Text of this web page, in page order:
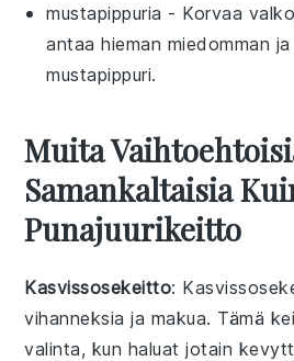
mustapippuria - Korvaa
antaa hieman miedomman
mustapippuri.
Muita
Samankaltaisia
Punajuurikeitto
Kasvissosekeitto:
vihanneksia ja makua. Tämä
valinta, kun haluat jotain